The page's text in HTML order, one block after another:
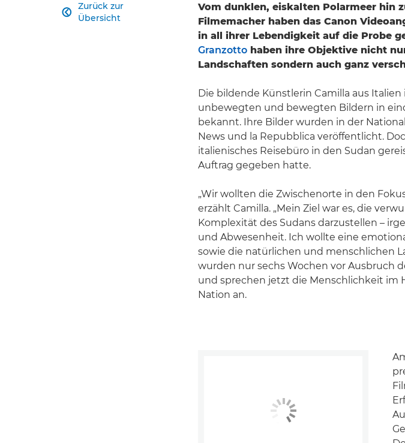
Zurück zur
Übersicht

Vom dunklen, eiskalten Polarmeer hin
Filmemacher haben das Canon
in all ihrer Lebendigkeit auf die Probe
Granzotto haben ihre Objektive nicht
Landschaften sondern auch ganz
Die bildende Künstlerin Camilla aus
unbewegten und bewegten Bildern in
bekannt. Ihre Bilder wurden in der
News und la Repubblica veröffentlicht.
italienisches Reisebüro in den Sudan
Auftrag gegeben hatte.
„Wir wollten die Zwischenorte in den
erzählt Camilla. „Mein Ziel war es, die
Komplexität des Sudans darzustellen –
und Abwesenheit. Ich wollte eine
sowie die natürlichen und menschlichen
wurden nur sechs Wochen vor Ausbruch
und sprechen jetzt die Menschlichkeit im
Nation an.